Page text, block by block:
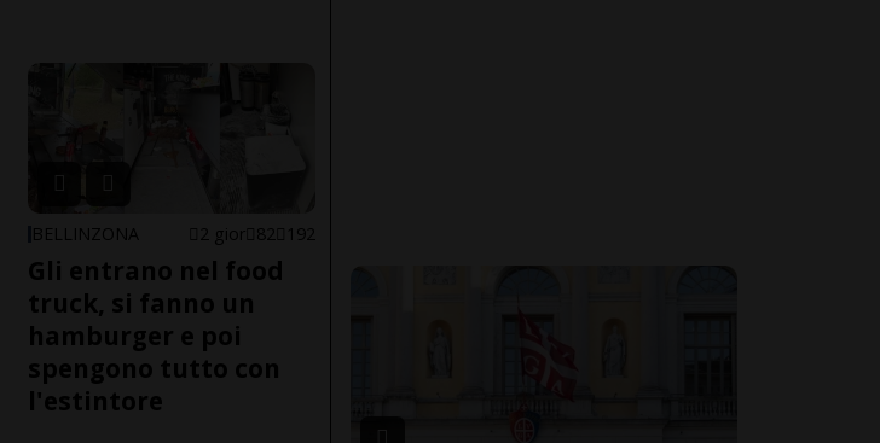
BELLINZONA 2 gior 82 192
Gli entrano nel food
truck, si fanno un
hamburger e poi
spengono tutto con
l'estintore